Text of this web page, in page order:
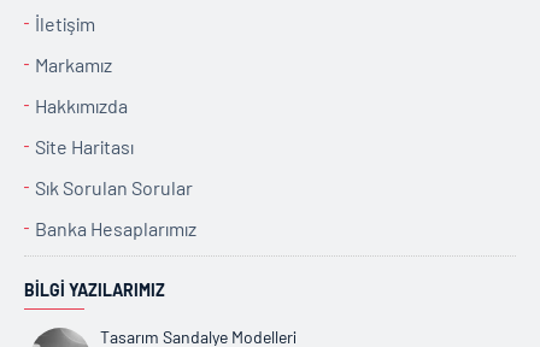
İletişim
Markamız
Hakkımızda
Site Haritası
Sık Sorulan Sorular
Banka Hesaplarımız
BILGI YAZILARIMIZ
Tasarım Sandalye Modelleri